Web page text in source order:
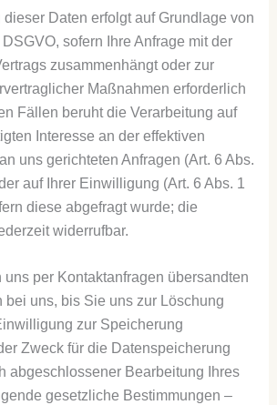
dieser Daten erfolgt auf Grundlage von
sofern Ihre Anfrage mit der
zusammenhängt oder zur
Maßnahmen erforderlich
Fällen beruht die Verarbeitung auf
Interesse an der effektiven
uns gerichteten Anfragen (Art. 6 Abs.
auf Ihrer Einwilligung (Art. 6 Abs. 1
diese abgefragt wurde; die
widerrufbar.
uns per Kontaktanfragen übersandten
bei uns, bis Sie uns zur Löschung
zur Speicherung
Zweck für die Datenspeicherung
abgeschlossener Bearbeitung Ihres
gesetzliche Bestimmungen –